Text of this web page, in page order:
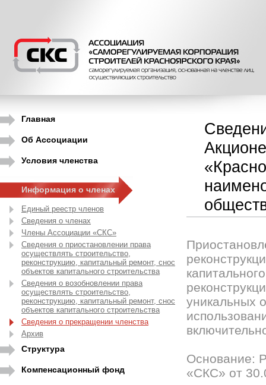
Главная
Об Ассоциации
Условия членства
Информация о членах
Единый реестр членов
Сведения о членах
Члены Ассоциации «СКС»
Сведения о приостановлении права
осуществлять строительство,
реконструкцию, капитальный ремонт, снос
объектов капитального строительства
Сведения о возобновлении права
осуществлять строительство,
реконструкцию, капитальный ремонт, снос
объектов капитального строительства
Сведения о прекращении членства
Архив
Структура
Компенсационный фонд
уникальных
Основание:
«СКС» от